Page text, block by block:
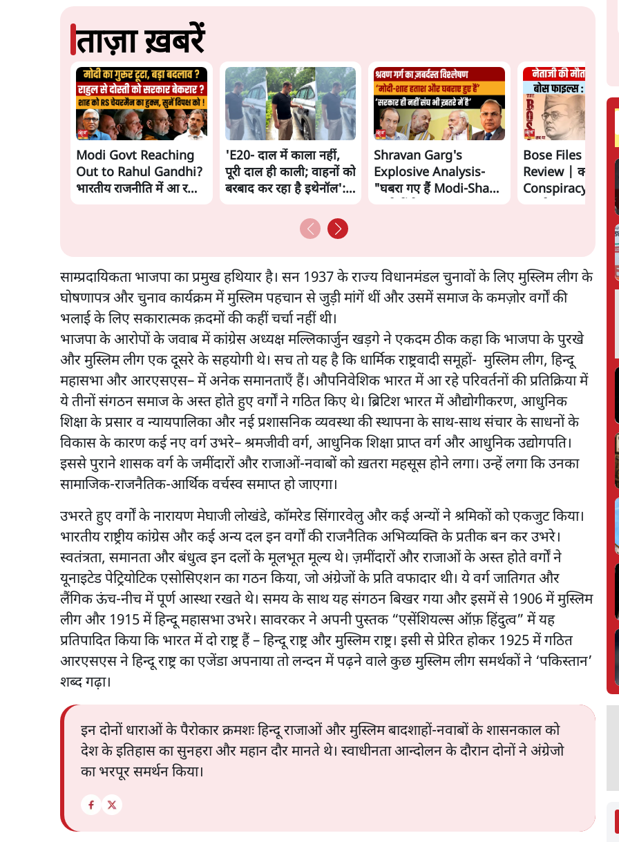
ताज़ा ख़बरें
Modi Govt Reaching
Out to Rahul Gandhi?
भारतीय राजनीति में आ रहा
'E20- दाल में काला नहीं,
पूरी दाल ही काली; वाहनों को
बरबाद कर रहा है इथेनॉल':
Shravan Garg's
Explosive Analysis-
"घबरा गए हैं Modi-Shah,
Bose Files Film
Review | क्या
Conspiracy का
साम्प्रदायिकता भाजपा का प्रमुख हथियार है। सन 1937 के राज्य विधानमंडल चुनावों के लिए मुस्लिम लीग के
घोषणापत्र और चुनाव कार्यक्रम में मुस्लिम पहचान से जुड़ी मांगें थीं और उसमें समाज के कमज़ोर वर्गों की
भलाई के लिए सकारात्मक क़दमों की कहीं चर्चा नहीं थी।
भाजपा के आरोपों के जवाब में कांग्रेस अध्यक्ष मल्लिकार्जुन खड़गे ने एकदम ठीक कहा कि भाजपा के पुरखे
और मुस्लिम लीग एक दूसरे के सहयोगी थे। सच तो यह है कि धार्मिक राष्ट्रवादी समूहों- मुस्लिम लीग, हिन्दू
महासभा और आरएसएस– में अनेक समानताएँ हैं। औपनिवेशिक भारत में आ रहे परिवर्तनों की प्रतिक्रिया में
ये तीनों संगठन समाज के अस्त होते हुए वर्गों ने गठित किए थे। ब्रिटिश भारत में औद्योगीकरण, आधुनिक
शिक्षा के प्रसार व न्यायपालिका और नई प्रशासनिक व्यवस्था की स्थापना के साथ-साथ संचार के साधनों के
विकास के कारण कई नए वर्ग उभरे– श्रमजीवी वर्ग, आधुनिक शिक्षा प्राप्त वर्ग और आधुनिक उद्योगपति।
इससे पुराने शासक वर्ग के जमींदारों और राजाओं-नवाबों को ख़तरा महसूस होने लगा। उन्हें लगा कि उनका
सामाजिक-राजनैतिक-आर्थिक वर्चस्व समाप्त हो जाएगा।
उभरते हुए वर्गों के नारायण मेघाजी लोखंडे, कॉमरेड सिंगारवेलु और कई अन्यों ने श्रमिकों को एकजुट किया।
भारतीय राष्ट्रीय कांग्रेस और कई अन्य दल इन वर्गों की राजनैतिक अभिव्यक्ति के प्रतीक बन कर उभरे।
स्वतंत्रता, समानता और बंधुत्व इन दलों के मूलभूत मूल्य थे। ज़मींदारों और राजाओं के अस्त होते वर्गों ने
यूनाइटेड पेट्रियोटिक एसोसिएशन का गठन किया, जो अंग्रेजों के प्रति वफादार थी। ये वर्ग जातिगत और
लैंगिक ऊंच-नीच में पूर्ण आस्था रखते थे। समय के साथ यह संगठन बिखर गया और इसमें से 1906 में मुस्लिम
लीग और 1915 में हिन्दू महासभा उभरे। सावरकर ने अपनी पुस्तक “एसेंशियल्स ऑफ़ हिंदुत्व” में यह
प्रतिपादित किया कि भारत में दो राष्ट्र हैं – हिन्दू राष्ट्र और मुस्लिम राष्ट्र। इसी से प्रेरित होकर 1925 में गठित
आरएसएस ने हिन्दू राष्ट्र का एजेंडा अपनाया तो लन्दन में पढ़ने वाले कुछ मुस्लिम लीग समर्थकों ने ‘पकिस्तान’
शब्द गढ़ा।
इन दोनों धाराओं के पैरोकार क्रमशः हिन्दू राजाओं और मुस्लिम बादशाहों-नवाबों के शासनकाल को
देश के इतिहास का सुनहरा और महान दौर मानते थे। स्वाधीनता आन्दोलन के दौरान दोनों ने अंग्रेजो
का भरपूर समर्थन किया।